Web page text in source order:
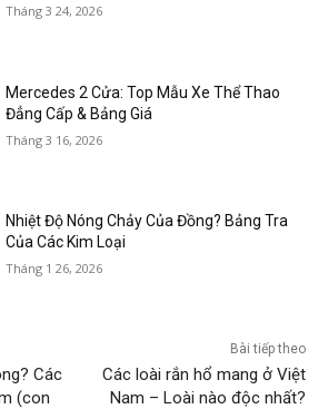
Tháng 3 24, 2026
Mercedes 2 Cửa: Top Mẫu Xe Thể Thao
Đẳng Cấp & Bảng Giá
Tháng 3 16, 2026
Nhiệt Độ Nóng Chảy Của Đồng? Bảng Tra
Của Các Kim Loại
Tháng 1 26, 2026
Các
(con
Bài tiếp theo
Các loài rắn hổ mang ở Việt
Nam – Loài nào độc nhất?